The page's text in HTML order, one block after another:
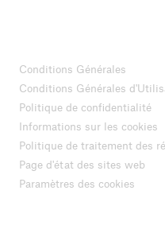
Conditions Générales
Conditions Générales
Politique de confidentialité
Informations sur les cookies
Politique de traitement des
Page d'état des sites web
Paramètres des cookies